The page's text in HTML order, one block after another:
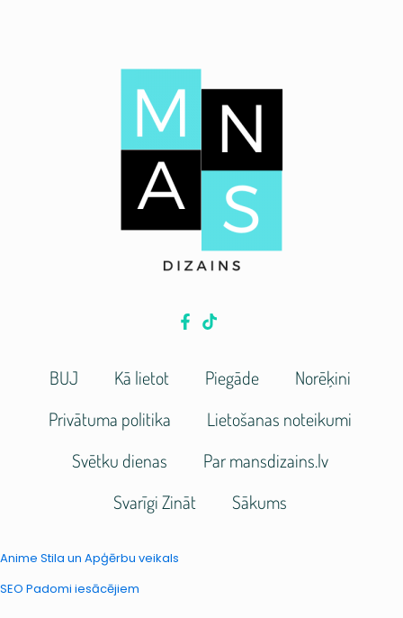
BUJ Kā lietot Piegāde
Norēķini
Privātuma politika
Lietošanas noteikumi
Svētku dienas
Par mansdizains.lv
Svarīgi Zināt
Sākums
Anime Stila un Apģērbu veikals
SEO Padomi iesācējiem